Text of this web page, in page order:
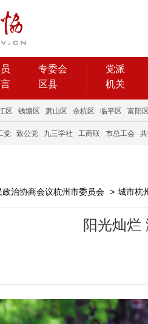
专委会
区县
党派
机关
区 钱塘区 萧山区 余杭区 临平区 富阳
党 致公党 九三学社 工商联 市总工会
政治协商会议杭州市委员会 > 城市杭
阳光灿烂